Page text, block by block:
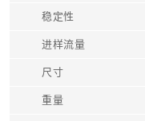
稳定性
进样流量
尺寸
重量